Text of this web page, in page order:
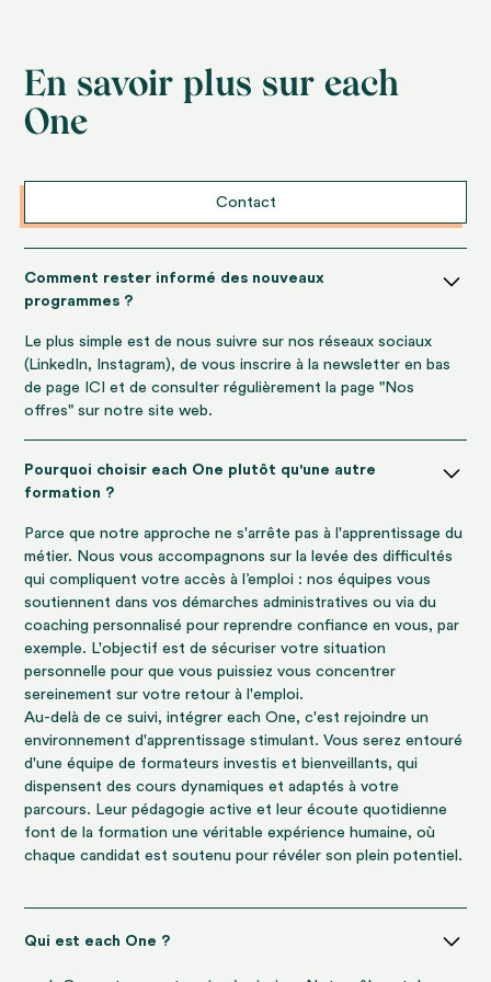
En savoir plus sur each
One
Contact
Comment rester informé des nouveaux
programmes ?
Le plus simple est de nous suivre sur nos réseaux sociaux
(LinkedIn, Instagram), de vous inscrire à la newsletter en bas
de page ICI et de consulter régulièrement la page "Nos
offres" sur notre site web.
Pourquoi choisir each One plutôt qu'une autre
formation ?
Parce que notre approche ne s'arrête pas à l'apprentissage du
métier. Nous vous accompagnons sur la levée des difficultés
qui compliquent votre accès à l’emploi : nos équipes vous
soutiennent dans vos démarches administratives ou via du
coaching personnalisé pour reprendre confiance en vous, par
exemple. L'objectif est de sécuriser votre situation
personnelle pour que vous puissiez vous concentrer
sereinement sur votre retour à l'emploi.
Au-delà de ce suivi, intégrer each One, c'est rejoindre un
environnement d'apprentissage stimulant. Vous serez entouré
d'une équipe de formateurs investis et bienveillants, qui
dispensent des cours dynamiques et adaptés à votre
parcours. Leur pédagogie active et leur écoute quotidienne
font de la formation une véritable expérience humaine, où
chaque candidat est soutenu pour révéler son plein potentiel.
Qui est each One ?